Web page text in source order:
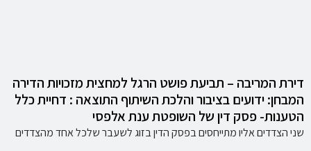
דירת המריבה – תביעת פושט הרגל למחצית מזכויות הדירה
המבחן: ידועים בציבור והלכת השיתוף התוצאה : דחיית כלל
הטענות- פסק דין של השופטת ענת אלפסי
שני הצדדים אליו מתייחסים בפסק הדין בזוג לשעבר שלכל אחד מהצדדים